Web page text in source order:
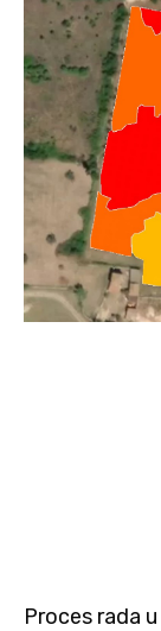
Proces rada